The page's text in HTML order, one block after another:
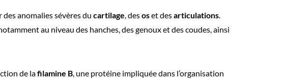
anomalies sévères du cartilage, desoset desarticulations.
au niveau des hanches, des genoux et des coudes, ainsi
de lafilamine B, une protéine impliquée dans l’organisation